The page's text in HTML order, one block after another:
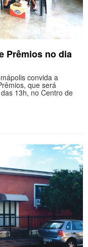
Prêmios no dia
convida a
que será
13h, no Centro de